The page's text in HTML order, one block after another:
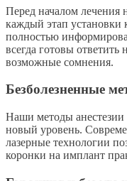
Перед началом лечения
каждый этап
полностью
всегда готовы ответить
возможные сомнения.
Безболезненные
Наши методы анестезии
новый уровень.
лазерные технологии
коронки на имплант